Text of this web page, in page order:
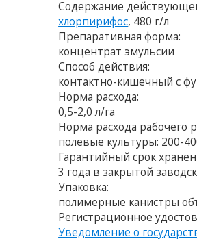
Содержание
хлорпирифос, 480 г/л
Препаративная форма:
концентрат эмульсии
Способ действия:
контактно-кишечный с
Норма расхода:
0,5-2,0 л/га
Норма расхода рабочего
полевые культуры: 200-
Гарантийный срок
3 года в закрытой
Упаковка:
полимерные канистры
Регистрационное
Уведомление о